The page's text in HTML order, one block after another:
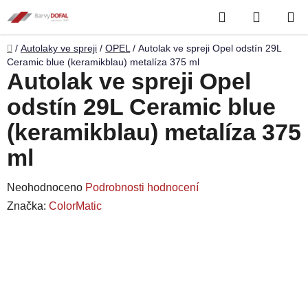
na
obsah
Hledat
KOŠÍK
Domů
/ Autolaky ve spreji / OPEL / Autolak ve spreji Opel odstín 29L
Ceramic blue (keramikblau) metalíza 375 ml
Autolak ve spreji Opel
odstín 29L Ceramic blue
(keramikblau) metalíza 375
ml
Průměrné
hodnocení
Neohodnoceno Podrobnosti hodnocení
Značka: ColorMatic